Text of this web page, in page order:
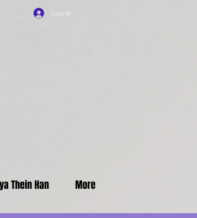
Log In
Thein Han More